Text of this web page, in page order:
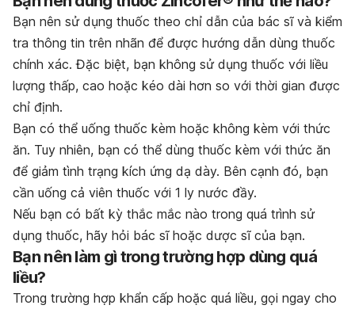
Bạn nên sử dụng thuốc theo chỉ dẫn của bác sĩ và kiểm
tra thông tin trên nhãn để được hướng dẫn dùng thuốc
chính xác. Đặc biệt, bạn không sử dụng thuốc với liều
lượng thấp, cao hoặc kéo dài hơn so với thời gian được
chỉ định.
Bạn có thể uống thuốc kèm hoặc không kèm với thức
ăn. Tuy nhiên, bạn có thể dùng thuốc kèm với thức ăn
để giảm tình trạng kích ứng dạ dày. Bên cạnh đó, bạn
cần uống cả viên thuốc với 1 ly nước đầy.
Nếu bạn có bất kỳ thắc mắc nào trong quá trình sử
dụng thuốc, hãy hỏi bác sĩ hoặc dược sĩ của bạn.
Bạn nên làm gì trong trường hợp dùng quá
liều?
Trong trường hợp khẩn cấp hoặc quá liều, gọi ngay cho